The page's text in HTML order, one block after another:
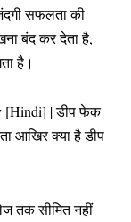
सफलता की
बंद कर देता है,
है।
[Hindi] | डीप फेक
आखिर क्या है डीप
तक सीमित नहीं